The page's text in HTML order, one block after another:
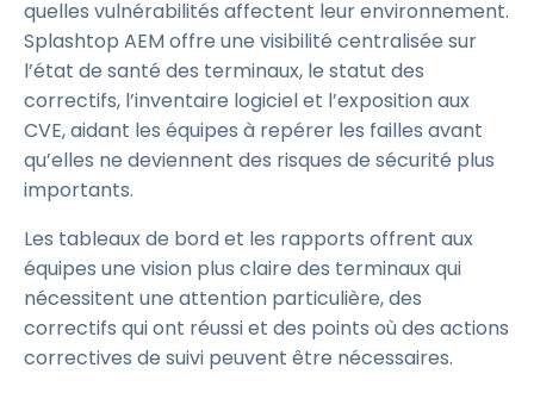
quelles vulnérabilités affectent leur environnement.
Splashtop AEM offre une visibilité centralisée sur
l’état de santé des terminaux, le statut des
correctifs, l’inventaire logiciel et l’exposition aux
CVE, aidant les équipes à repérer les failles avant
qu’elles ne deviennent des risques de sécurité plus
importants.
Les tableaux de bord et les rapports offrent aux
équipes une vision plus claire des terminaux qui
nécessitent une attention particulière, des
correctifs qui ont réussi et des points où des actions
correctives de suivi peuvent être nécessaires.